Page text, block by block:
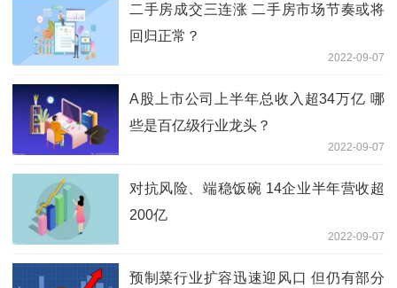
二手房成交三连涨 二手房市场节奏或将
回归正常？
2022-09-07
A股上市公司上半年总收入超34万亿 哪
些是百亿级行业龙头？
2022-09-07
对抗风险、端稳饭碗 14企业半年营收超
200亿
2022-09-07
预制菜行业扩容迅速迎风口 但仍有部分